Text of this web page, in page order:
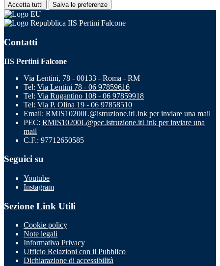
Accetta tutti Salva le preferenze
IIS Pertini Falcone
Contatti
IIS Pertini Falcone
Via Lentini, 78 - 00133 - Roma - RM
Tel: Via Lentini 78 - 06 97859616
Tel: Via Rugantino 108 - 06 97859918
Tel: Via P. Olina 19 - 06 97858510
Email: RMIS10200L@istruzione.itLink per inviare una mail
PEC: RMIS10200L@pec.istruzione.itLink per inviare una
mail
C.F.: 97712650585
Seguici su
Youtube
Instagram
Sezione Link Utili
Cookie policy
Note legali
Informativa Privacy
Ufficio Relazioni con il Pubblico
Dichiarazione di accessibilità